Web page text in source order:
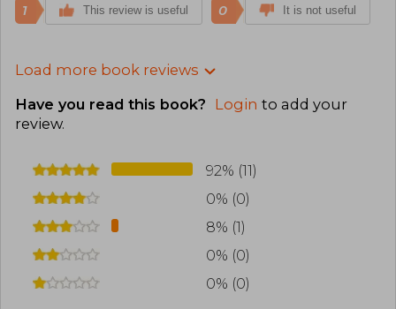
1 This review is useful 0 It is not useful
Load more book reviews
Have you read this book? Login to add your
review.
92% (11)
0% (0)
8% (1)
0% (0)
0% (0)